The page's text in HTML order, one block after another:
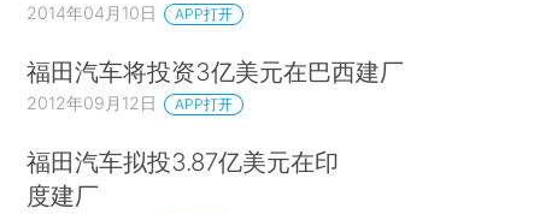
2014年04月10日 APP打开
福田汽车将投资3亿美元在巴西建厂
2012年09月12日 APP打开
福田汽车拟投3.87亿美元在印
度建厂